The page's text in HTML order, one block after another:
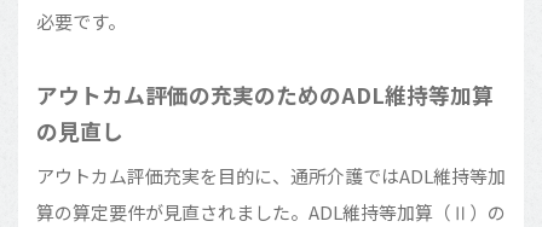
必要です。
アウトカム評価の充実のためのADL維持等加算
の見直し
アウトカム評価充実を目的に、通所介護ではADL維持等加
算の算定要件が見直されました。ADL維持等加算（Ⅱ）の